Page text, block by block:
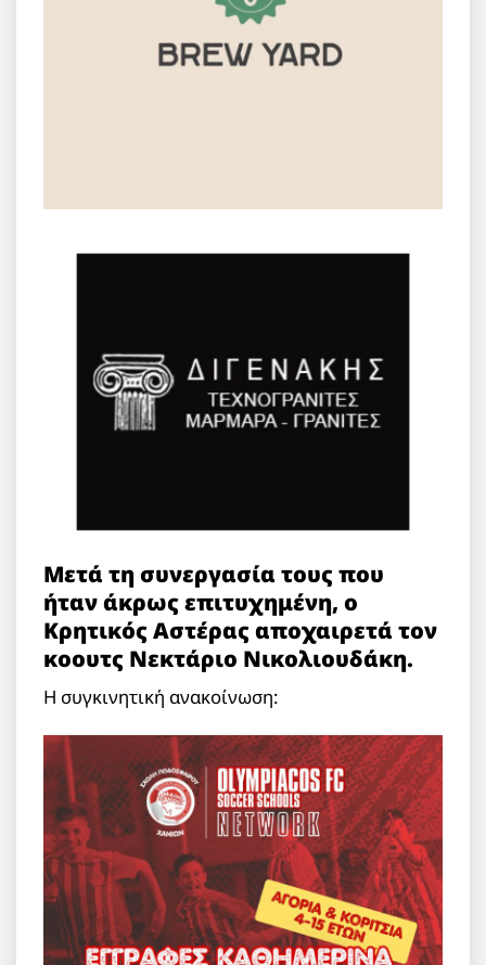
Μετά τη συνεργασία τους που
ήταν άκρως επιτυχημένη, ο
Κρητικός Αστέρας αποχαιρετά τον
κοουτς Νεκτάριο Νικολιουδάκη.
Η συγκινητική ανακοίνωση: